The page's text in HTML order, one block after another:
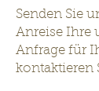
Senden Sie
Anreise Ihre
Anfrage für
kontaktieren